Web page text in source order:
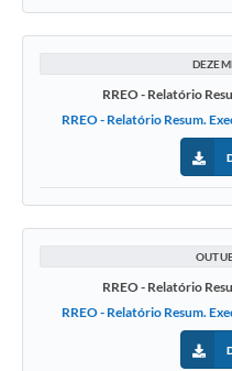
RREO - Relatório
RREO - Relatório Resum.
RREO - Relatório
RREO - Relatório Resum.